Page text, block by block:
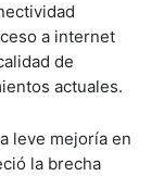
a internet
de
actuales.
leve mejoría en
la brecha